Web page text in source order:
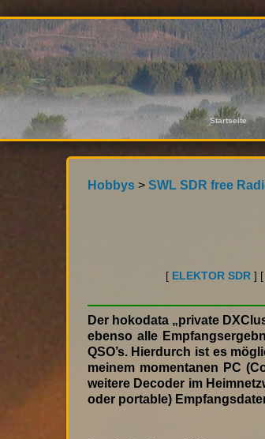
Startseite
Hobbys> SWL SDR free
[ ELEKTOR SDR] [
Der hokodata „private
ebenso alle
QSO’s. Hierdurch ist es
meinem momentanen PC
weitere Decoder im
oder portable)